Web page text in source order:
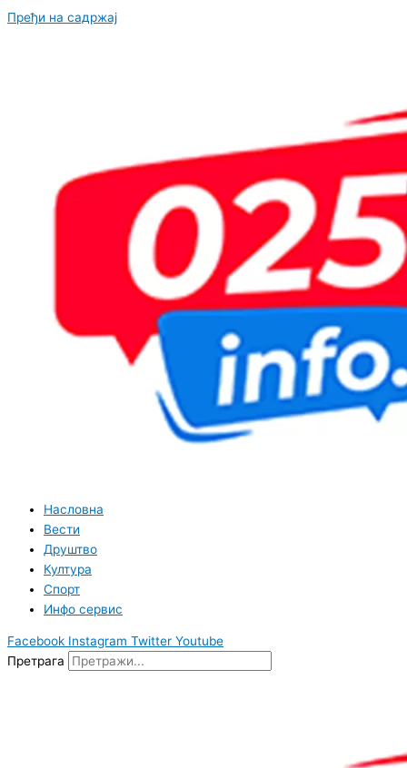
Пређи на садржај
Насловна
Вести
Друштво
Култура
Спорт
Инфо сервис
Facebook Instagram Twitter Youtube
Претрага